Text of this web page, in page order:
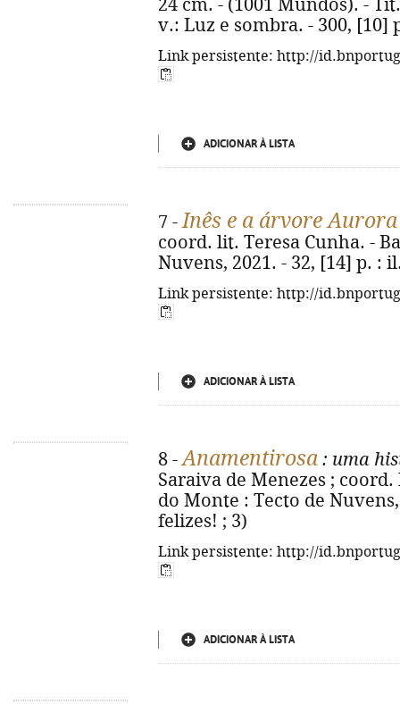
24 cm. - (1001 Mundos). -
v.: Luz e sombra. - 300, [10]
Link persistente: http://
ADICIONAR À LISTA
7 -Inês e a árvore Aurora
coord. lit. Teresa Cunha. -
Nuvens, 2021. - 32, [14] p. :
Link persistente: http://
ADICIONAR À LISTA
8 -Anamentirosa : uma
Saraiva de Menezes ;
do Monte : Tecto de
felizes! ; 3)
Link persistente: http://
ADICIONAR À LISTA